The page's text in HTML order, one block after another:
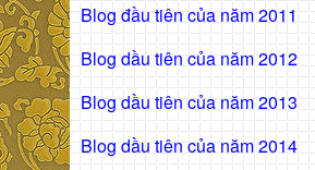
Blog đầu tiên của năm 2011
Blog dầu tiên của năm 2012
Blog dầu tiên của năm 2013
Blog dầu tiên của năm 2014